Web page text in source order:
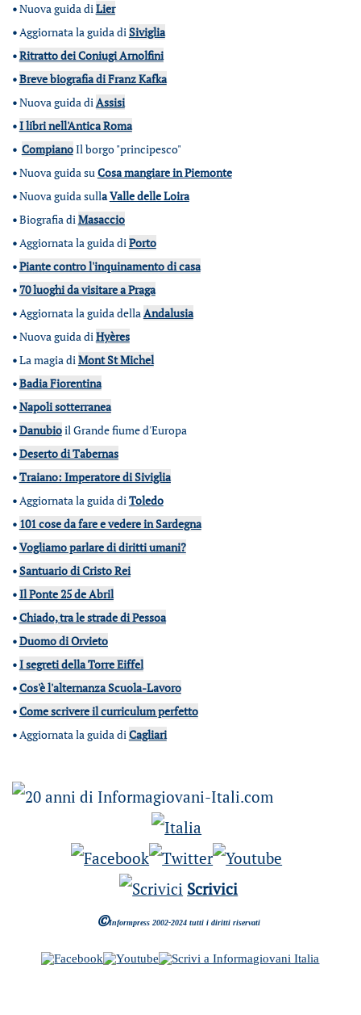
•Nuova guida diLier
•Aggiornata la guida diSiviglia
•Ritratto dei Coniugi Arnolfini
•Breve biografia di Franz Kafka
•Nuova guida diAssisi
•I libri nell'Antica Roma
• CompianoIl borgo "principesco"
•Nuova guida suCosa mangiare in Piemonte
•Nuova guida sullaValle delle Loira
•Biografia diMasaccio
•Aggiornata la guida diPorto
•Piante contro l'inquinamento di casa
• 70 luoghi da visitare a Praga
•Aggiornata la guida dellaAndalusia
•Nuova guida diHyères
•La magia diMont St Michel
•Badia Fiorentina
•Napoli sotterranea
•Danubioil Grande fiume d'Europa
•Deserto di Tabernas
•Traiano: Imperatore di Siviglia
•Aggiornata la guida diToledo
• 101 cose da fare e vedere in Sardegna
•Vogliamo parlare di diritti umani?
•Santuario di Cristo Rei
•Il Ponte 25 de Abril
•Chiado, tra le strade di Pessoa
•Duomo di Orvieto
•I segreti della Torre Eiffel
•Cos'è l'alternanza Scuola-Lavoro
•Come scrivere il curriculum perfetto
•Aggiornata la guida diCagliari
Scrivici
©Informpress 2002-2024 tutti i diritti riservati